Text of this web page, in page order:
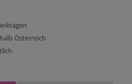
Österreich